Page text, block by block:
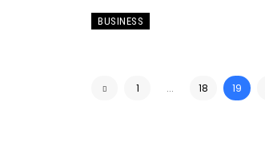
BUSINESS
1 ... 18 19